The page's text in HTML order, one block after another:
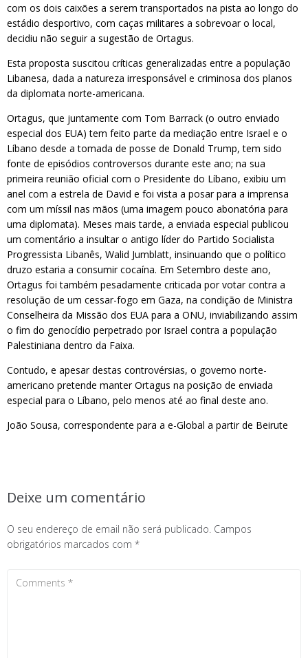
com os dois caixões a serem transportados na pista ao longo do
estádio desportivo, com caças militares a sobrevoar o local,
decidiu não seguir a sugestão de Ortagus.
Esta proposta suscitou críticas generalizadas entre a população
Libanesa, dada a natureza irresponsável e criminosa dos planos
da diplomata norte-americana.
Ortagus, que juntamente com Tom Barrack (o outro enviado
especial dos EUA) tem feito parte da mediação entre Israel e o
Líbano desde a tomada de posse de Donald Trump, tem sido
fonte de episódios controversos durante este ano; na sua
primeira reunião oficial com o Presidente do Líbano, exibiu um
anel com a estrela de David e foi vista a posar para a imprensa
com um míssil nas mãos (uma imagem pouco abonatória para
uma diplomata). Meses mais tarde, a enviada especial publicou
um comentário a insultar o antigo líder do Partido Socialista
Progressista Libanês, Walid Jumblatt, insinuando que o político
druzo estaria a consumir cocaína. Em Setembro deste ano,
Ortagus foi também pesadamente criticada por votar contra a
resolução de um cessar-fogo em Gaza, na condição de Ministra
Conselheira da Missão dos EUA para a ONU, inviabilizando assim
o fim do genocídio perpetrado por Israel contra a população
Palestiniana dentro da Faixa.
Contudo, e apesar destas controvérsias, o governo norte-
americano pretende manter Ortagus na posição de enviada
especial para o Líbano, pelo menos até ao final deste ano.
João Sousa, correspondente para a e-Global a partir de Beirute
Deixe um comentário
O seu endereço de email não será publicado. Campos
obrigatórios marcados com *